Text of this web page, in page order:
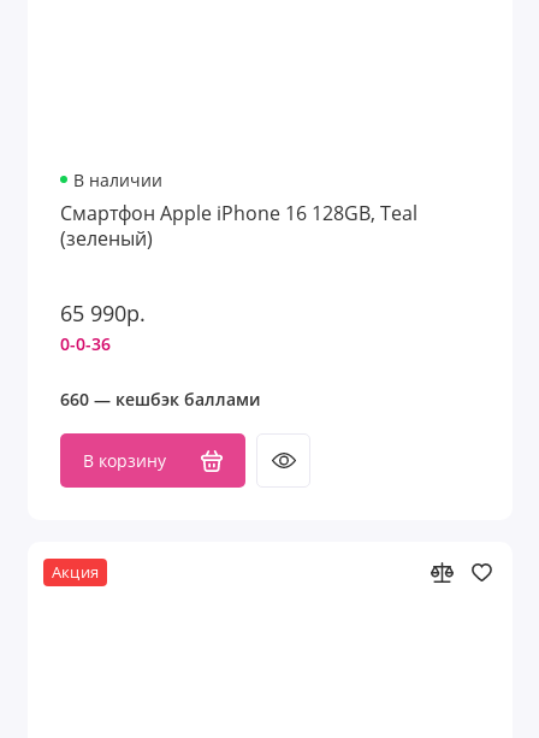
В наличии
Смартфон Apple iPhone 16 128GB, Teal
(зеленый)
65 990р.
0-0-36
660 — кешбэк баллами
В корзину
Акция